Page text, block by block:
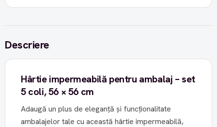
Descriere
Hârtie impermeabilă pentru ambalaj – set
5 coli, 56 × 56 cm
Adaugă un plus de eleganță și funcționalitate
ambalajelor tale cu această hârtie impermeabilă,